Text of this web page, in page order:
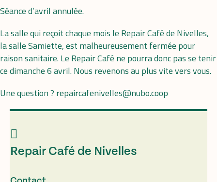
Séance d’avril annulée.
La salle qui reçoit chaque mois le Repair Café de Nivelles,
la salle Samiette, est malheureusement fermée pour
raison sanitaire. Le Repair Café ne pourra donc pas se tenir
ce dimanche 6 avril. Nous revenons au plus vite vers vous.
Une question ? repaircafenivelles@nubo.coop
Repair Café de Nivelles